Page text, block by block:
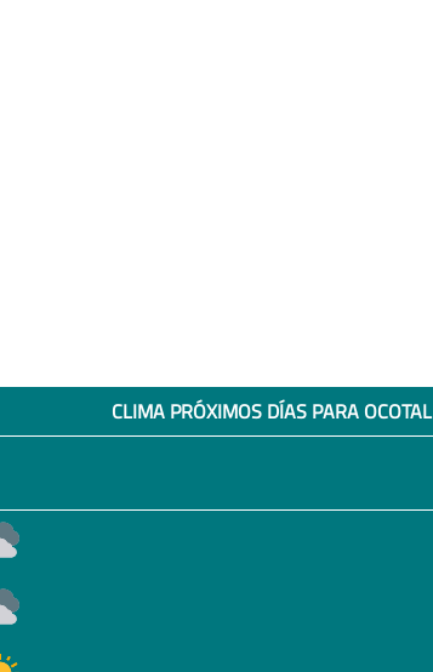
CLIMA PRÓXIMOS DÍAS PARA OCOTAL